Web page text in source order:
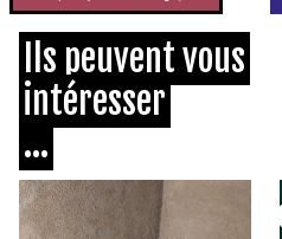
Ils peuvent vous
intéresser
...